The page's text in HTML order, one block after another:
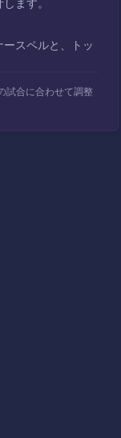
ます。
スペルと、トッ
試合に合わせて調整